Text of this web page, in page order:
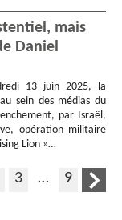
mais
Daniel
13 juin 2025, la
sein des médias du
par Israël,
opération militaire
Lion »…
3 … 9